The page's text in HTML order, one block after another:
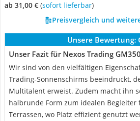
ab 31,00 € ( Sofort lieferbar)
Preisvergleich und
Unsere Bewertung:
Unser Fazit für Nexos Trading
Wir sind von den vielfältigen
Trading-Sonnenschirms beeindruckt,
Multitalent erweist. Zudem macht ihn
halbrunde Form zum idealen Begleiter
Terrassen, wo Platz effizient genutzt